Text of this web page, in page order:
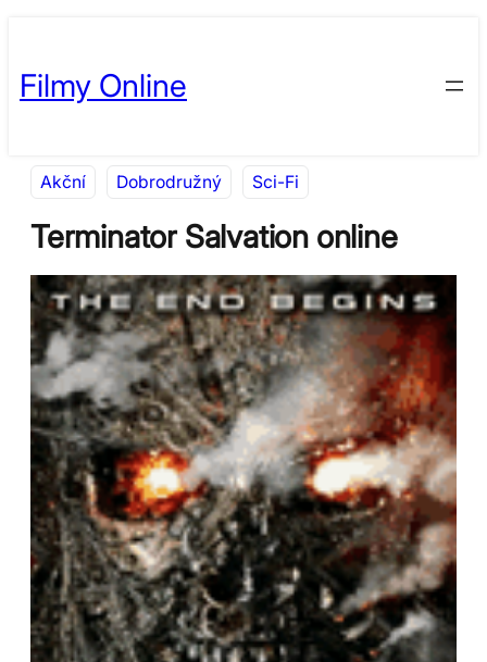
obsah
content
Filmy Online
Akční Dobrodružný Sci-Fi
Terminator Salvation online